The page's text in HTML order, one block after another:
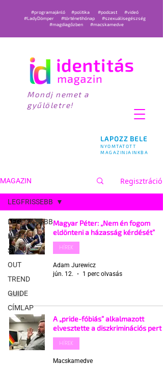
LAPOZZ BELE
NYOMTATOTT
MAGAZINJAINKBA
#programajánló #politika #podcast
#videó
#LadyDömper
#történetihónap
#szexuálisegészség
#magdiagőzben
#macskamedve
Mondj nemet a
gyűlöletre!
MAGAZIN Regisztráció
LEGFRISSEBB
HÍREK
STÍLUS
OUT
TREND
GUIDE
CÍMLAP
LEGFRISSEBB
Magyar Péter: „Nem én fogom
eldönteni a házasság kérdését”
HÍREK
Adam Jurewicz
jún. 12.
1 perc olvasás
A „pride-fóbiás” alkalmazott
elvesztette a diszkriminációs pert
HÍREK
Macskamedve